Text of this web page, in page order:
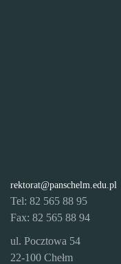
rektorat@panschelm.edu.pl
Tel: 82 565 88 95
Fax: 82 565 88 94
ul. Pocztowa 54
22-100 Chełm